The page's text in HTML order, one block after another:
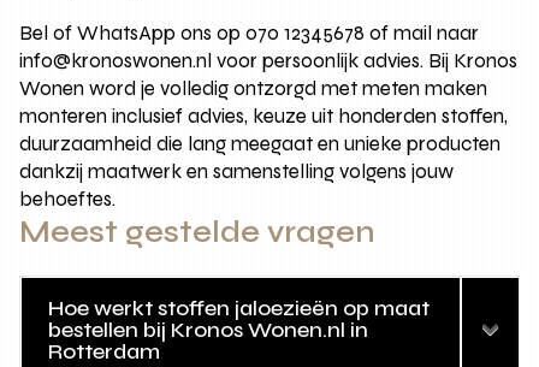
Bel of WhatsApp ons op 070 12345678 of mail naar
info@kronoswonen.nl voor persoonlijk advies. Bij Kronos
Wonen word je volledig ontzorgd met meten maken
monteren inclusief advies, keuze uit honderden stoffen,
duurzaamheid die lang meegaat en unieke producten
dankzij maatwerk en samenstelling volgens jouw
behoeftes.
Meest gestelde vragen
Hoe werkt stoffen jaloezieën op maat
bestellen bij Kronos Wonen.nl in
Rotterdam